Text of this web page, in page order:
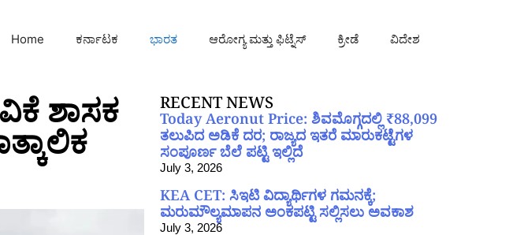
Home ಕರ್ನಾಟಕ ಭಾರತ ಆರೋಗ್ಯ ಮತ್ತು ಫಿಟ್ನೆಸ್ ಕ್ರೀಡೆ ವಿದೇಶ
ಶಾಸಕ RECENT NEWS
Today Aeronut Price: ಶಿವಮೊಗ್ಗದಲ್ಲಿ ₹88,099
ತಲುಪಿದ ಅಡಿಕೆ ದರ; ರಾಜ್ಯದ ಇತರೆ ಮಾರುಕಟ್ಟೆಗಳ
ಸಂಪೂರ್ಣ ಬೆಲೆ ಪಟ್ಟಿ ಇಲ್ಲಿದೆ
July 3, 2026
KEA CET: ಸಿಇಟಿ ವಿದ್ಯಾರ್ಥಿಗಳ ಗಮನಕ್ಕೆ;
ಮರುಮೌಲ್ಯಮಾಪನ ಅಂಕಪಟ್ಟಿ ಸಲ್ಲಿಸಲು ಅವಕಾಶ
July 3, 2026